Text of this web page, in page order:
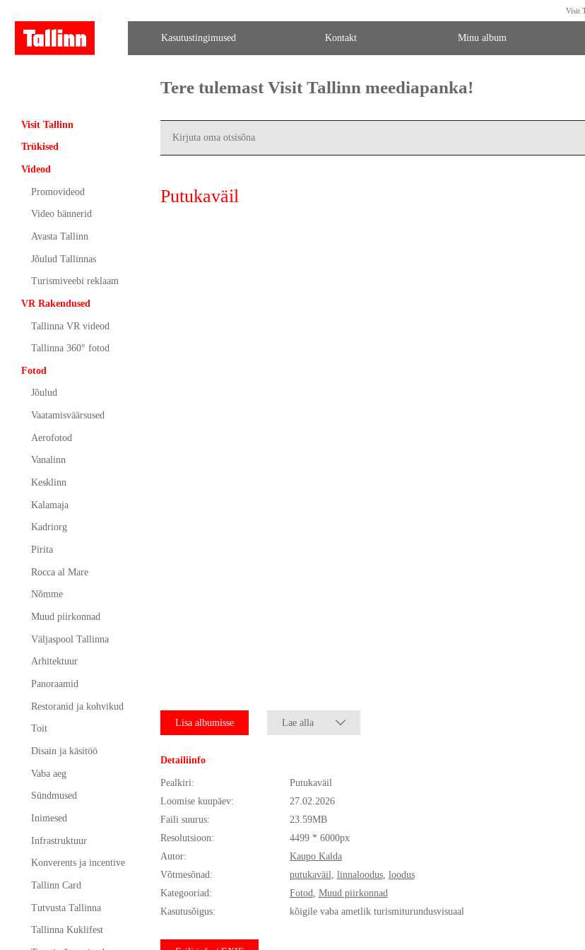
Visit
Kasutustingimused Kontakt Minu album
Visit Tallinn
Trükised
Videod
Promovideod
Video bännerid
Avasta Tallinn
Jõulud Tallinnas
Turismiveebi reklaam
VR Rakendused
Tallinna VR videod
Tallinna 360° fotod
Fotod
Jõulud
Vaatamisväärsused
Aerofotod
Vanalinn
Kesklinn
Kalamaja
Kadriorg
Pirita
Rocca al Mare
Nõmme
Muud piirkonnad
Väljaspool Tallinna
Arhitektuur
Panoraamid
Restoranid ja kohvikud
Toit
Disain ja käsitöö
Vaba aeg
Sündmused
Inimesed
Infrastruktuur
Konverents ja incentive
Tallinn Card
Tutvusta Tallinna
Tallinna Kuklifest
Tere tulemast Visit Tallinn meediapanka!
Putukaväil
Lisa albumisse Lae alla
Detailiinfo
Pealkiri:
Putukaväil
Loomise kuupäev:
27.02.2026
Faili suurus:
23.59MB
Resolutsioon:
4499 * 6000px
Autor:
Kaupo Kalda
Võtmesõnad:
putukaväil linnaloodus, loodus
Kategooriad:
Fotod Muud piirkonnad
Kasutusõigus:
kõigile vaba ametlik turismiturundusvisuaal